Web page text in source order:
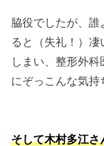
脇役でしたが、
ると（失礼！）
しまい、整形外
にぞっこんな気
そして木村多江